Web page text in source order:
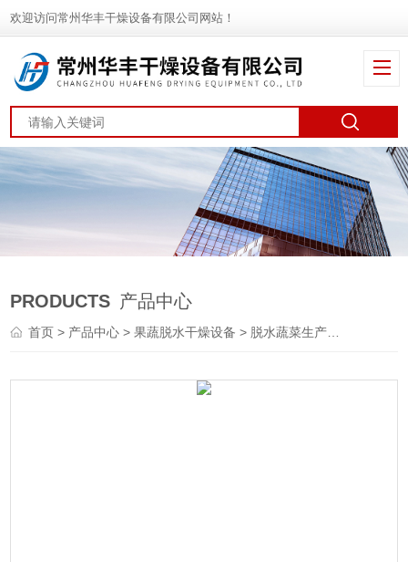
欢迎访问常州华丰干燥设备有限公司网站！
PRODUCTS 产品中心
首页> 产品中心 >果蔬脱水干燥设备 > 脱水蔬菜生产线